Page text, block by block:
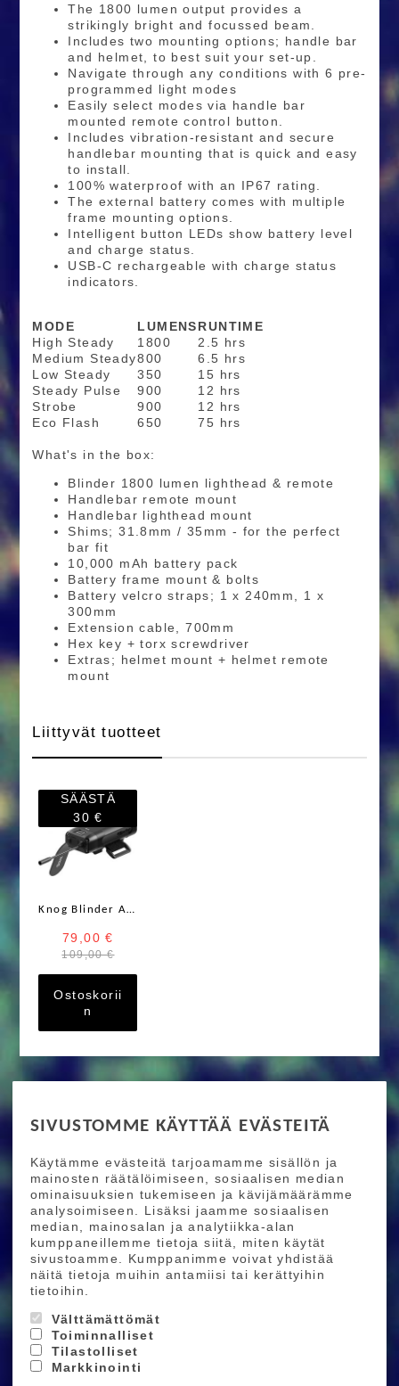
SIVUSTOMME KÄYTTÄÄ EVÄSTEITÄ
Käytämme evästeitä tarjoamamme sisällön ja
mainosten räätälöimiseen, sosiaalisen median
ominaisuuksien tukemiseen ja kävijämäärämme
analysoimiseen. Lisäksi jaamme sosiaalisen
median, mainosalan ja analytiikka-alan
kumppaneillemme tietoja siitä, miten käytät
sivustoamme. Kumppanimme voivat yhdistää
näitä tietoja muihin antamiisi tai kerättyihin
tietoihin.
Välttämättömät
Toiminnalliset
Tilastolliset
Markkinointi
The 1800 lumen output provides a
strikingly bright and focussed beam.
Includes two mounting options; handle bar
and helmet, to best suit your set-up.
Navigate through any conditions with 6 pre-
programmed light modes
Easily select modes via handle bar
mounted remote control button.
Includes vibration-resistant and secure
handlebar mounting that is quick and easy
to install.
100% waterproof with an IP67 rating.
The external battery comes with multiple
frame mounting options.
Intelligent button LEDs show battery level
and charge status.
USB-C rechargeable with charge status
indicators.
MODE LUMENSRUNTIME
High Steady
1800
2.5 hrs
Medium Steady800
6.5 hrs
Low Steady
350
15 hrs
Steady Pulse
900
12 hrs
Strobe
900
12 hrs
Eco Flash
650 75 hrs
What's in the box:
Blinder 1800 lumen lighthead & remote
Handlebar remote mount
Handlebar lighthead mount
Shims; 31.8mm / 35mm - for the perfect
bar fit
10,000 mAh battery pack
Battery frame mount & bolts
Battery velcro straps; 1 x 240mm, 1 x
300mm
Extension cable, 700mm
Hex key + torx screwdriver
Extras; helmet mount + helmet remote
mount
Liittyvät tuotteet
SÄÄSTÄ
30 €
Knog Blinder Akku 10 000 mAh
79,00 €
109,00 €
Ostoskorii
n
Ride More – Pyöräkauppa ja pyörähuolto
Helsingissä
TILAA UUTISKIRJEEMME
Tilaamalla uutiskirjeemme saat uusimmat edut
suoraan sähköpostiisi.
Hyväksyn henkilötietojen tallentamisen (